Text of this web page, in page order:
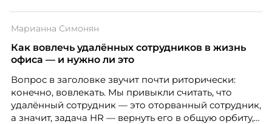
Марианна Симонян
Как вовлечь удалённых сотрудников в жизнь
офиса — и нужно ли это
Вопрос в заголовке звучит почти риторически:
конечно, вовлекать. Мы привыкли считать, что
удалённый сотрудник — это оторванный сотрудник,
а значит, задача HR — вернуть его в общую орбиту,